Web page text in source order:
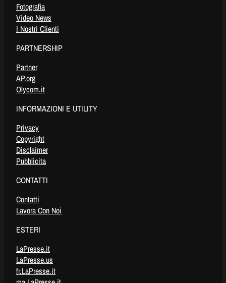
Fotografia
Video News
I Nostri Clienti
PARTNERSHIP
Partner
AP.org
Olycom.it
INFORMAZIONI E UTILITY
Privacy
Copyright
Disclaimer
Pubblicita
CONTATTI
Contatti
Lavora Con Noi
ESTERI
LaPresse.it
LaPresse.us
fr.LaPresse.it